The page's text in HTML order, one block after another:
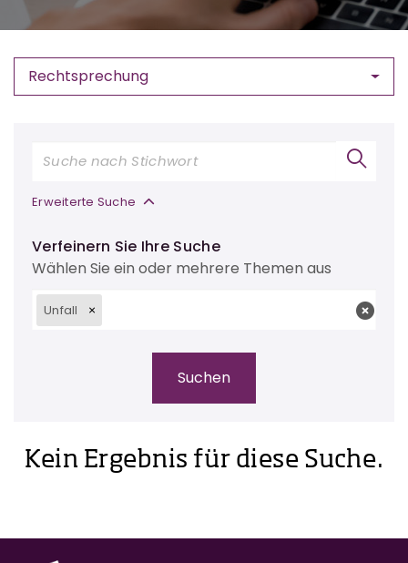
Rechtsprechung
Erweiterte Suche
Verfeinern Sie Ihre Suche
Wählen Sie ein oder mehrere Themen aus
Unfall
Kein Ergebnis für diese Suche.